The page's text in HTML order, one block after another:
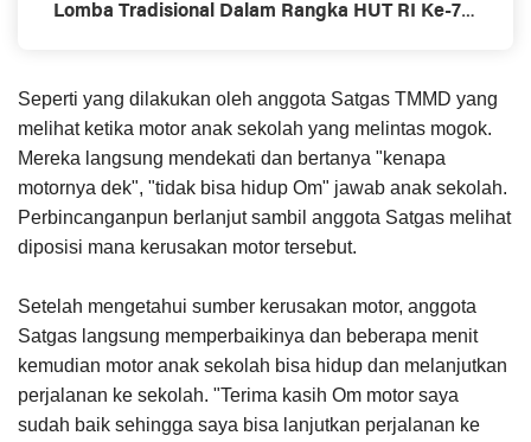
Lomba Tradisional Dalam Rangka HUT RI Ke-78
Seperti yang dilakukan oleh anggota Satgas TMMD yang
melihat ketika motor anak sekolah yang melintas mogok.
Mereka langsung mendekati dan bertanya "kenapa
motornya dek", "tidak bisa hidup Om" jawab anak sekolah.
Perbincanganpun berlanjut sambil anggota Satgas melihat
diposisi mana kerusakan motor tersebut.
Setelah mengetahui sumber kerusakan motor, anggota
Satgas langsung memperbaikinya dan beberapa menit
kemudian motor anak sekolah bisa hidup dan melanjutkan
perjalanan ke sekolah. "Terima kasih Om motor saya
sudah baik sehingga saya bisa lanjutkan perjalanan ke